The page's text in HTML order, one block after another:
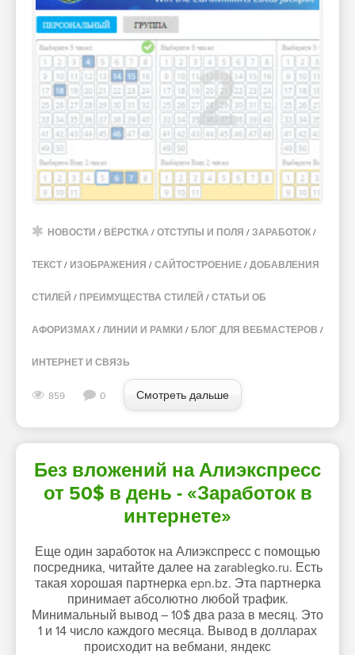
НОВОСТИ / ВЁРСТКА / ОТСТУПЫ И ПОЛЯ / ЗАРАБОТОК /
ТЕКСТ / ИЗОБРАЖЕНИЯ / САЙТОСТРОЕНИЕ / ДОБАВЛЕНИЯ
СТИЛЕЙ / ПРЕИМУЩЕСТВА СТИЛЕЙ / СТАТЬИ ОБ
АФОРИЗМАХ / ЛИНИИ И РАМКИ / БЛОГ ДЛЯ ВЕБМАСТЕРОВ /
ИНТЕРНЕТ И СВЯЗЬ
859 0 Смотреть дальше
Без вложений на Алиэкспресс
от 50$ в день - «Заработок в
интернете»
Еще один заработок на Алиэкспресс с помощью
посредника, читайте далее на zarablegko.ru. Есть
такая хорошая партнерка epn.bz. Эта партнерка
принимает абсолютно любой трафик.
Минимальный вывод – 10$ два раза в месяц. Это
1 и 14 число каждого месяца. Вывод в долларах
происходит на вебмани, яндекс